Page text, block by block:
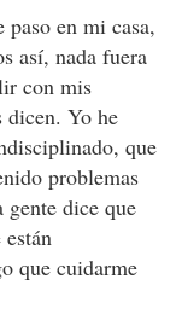
en mi casa,
así, nada fuera
con mis
dicen. Yo he
que
problemas
gente dice que
que cuidarme